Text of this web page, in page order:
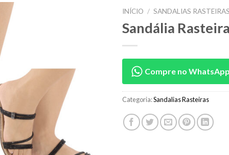
INÍCIO / SANDALIAS RASTEIRAS
Sandália Rasteira
Compre no WhatsApp
Categoria:Sandalias Rasteiras